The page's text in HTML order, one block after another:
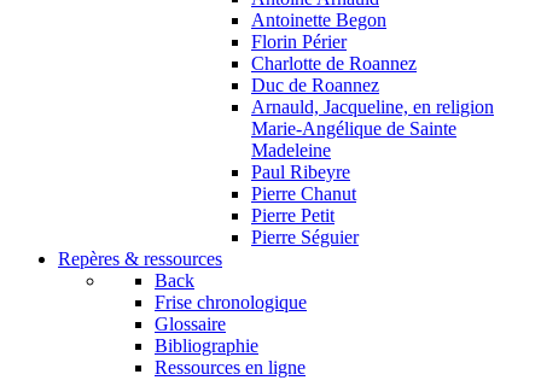
Antoinette Begon
Florin Périer
Charlotte de Roannez
Duc de Roannez
Arnauld, Jacqueline, en religion
Marie-Angélique de Sainte
Madeleine
Paul Ribeyre
Pierre Chanut
Pierre Petit
Pierre Séguier
Repères & ressources
Back
Frise chronologique
Glossaire
Bibliographie
Ressources en ligne